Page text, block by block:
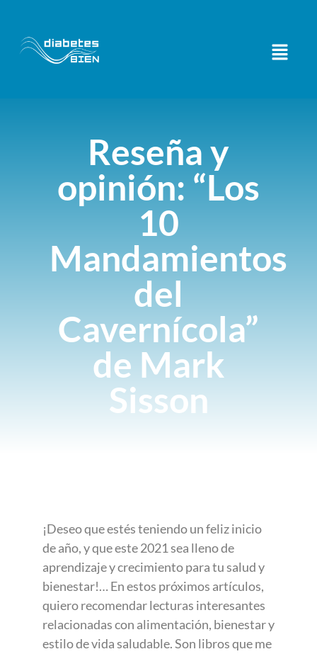
Reseña y
opinión: “Los
10
Mandamientos
del
Cavernícola”
de Mark
Sisson
¡Deseo que estés teniendo un feliz inicio
de año, y que este 2021 sea lleno de
aprendizaje y crecimiento para tu salud y
bienestar!… En estos próximos artículos,
quiero recomendar lecturas interesantes
relacionadas con alimentación, bienestar y
estilo de vida saludable. Son libros que me